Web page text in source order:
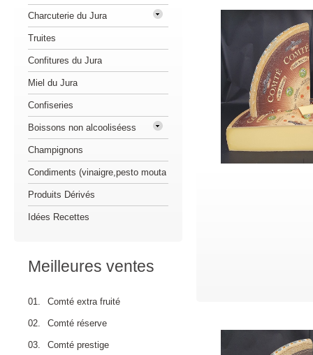
Charcuterie du Jura
Truites
Confitures du Jura
Miel du Jura
Confiseries
Boissons non alcooliséess
Champignons
Condiments (vinaigre,pesto mouta
Produits Dérivés
Idées Recettes
Meilleures ventes
01. Comté extra fruité
02. Comté réserve
03. Comté prestige